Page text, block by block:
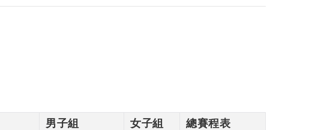
男子組 女子組 總賽程表